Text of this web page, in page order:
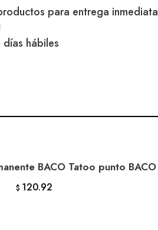
para entrega inmediata
días hábiles
AL CARRITO
BACO Tatoo punto BACO
$ 120.92